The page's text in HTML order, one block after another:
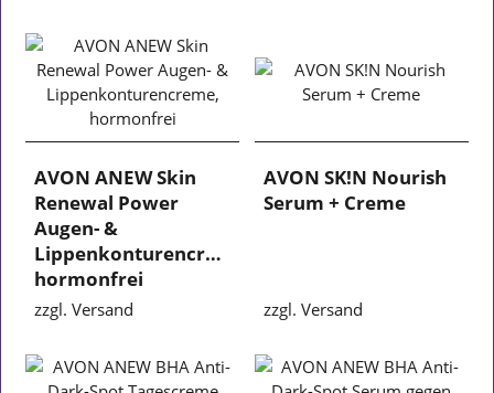
AVON ANEW Skin
Renewal Power
Augen- &
Lippenkonturencreme,
hormonfrei
zzgl. Versand
AVON SK!N Nourish
Serum + Creme
zzgl. Versand